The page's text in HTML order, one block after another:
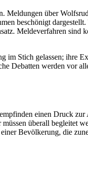
Meldungen über
beschönigt
Meldeverfahren
Stich gelassen; ihre
Debatten werden vor
einen Druck
überall begleitet
Bevölkerung, die